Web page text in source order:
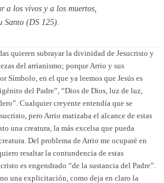
a los vivos y a los muertos,
Santo (DS 125).
quieren subrayar la divinidad de Jesucristo y
del arrianismo; porque Arrio y sus
Símbolo, en el que ya leemos que Jesús es
del Padre”, “Dios de Dios, luz de luz,
Cualquier creyente entendía que se
pero Arrio matizaba el alcance de estas
una creatura, la más excelsa que pueda
Del problema de Arrio me ocuparé en
resaltar la contundencia de estas
es engendrado “de la sustancia del Padre”.
una explicitación, como deja en claro la